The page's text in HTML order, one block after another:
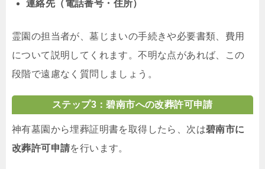
連絡先（電話番号・住所）
霊園の担当者が、墓じまいの手続きや必要書類、費用
について説明してくれます。不明な点があれば、この
段階で遠慮なく質問しましょう。
ステップ3：碧南市への改葬許可申請
神有墓園から埋葬証明書を取得したら、次は碧南市に
改葬許可申請を行います。